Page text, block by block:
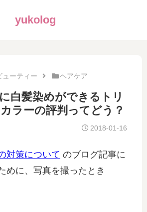
yukolog
ューティー ヘアケア
白髪染めができるトリ
ラーの評判ってどう？
2018-01-16
対策について のブログ記事に
めに、写真を撮ったとき